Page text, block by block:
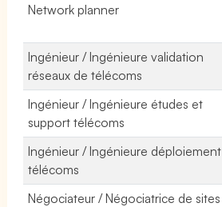
Network planner
Ingénieur / Ingénieure validation
réseaux de télécoms
Ingénieur / Ingénieure études et
support télécoms
Ingénieur / Ingénieure déploiement
télécoms
Négociateur / Négociatrice de sites